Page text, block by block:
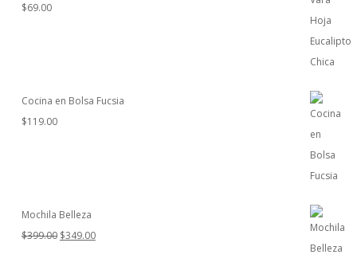
$69.00
Cocina en Bolsa Fucsia
$119.00
Mochila Belleza
$399.00 El
$349.00El